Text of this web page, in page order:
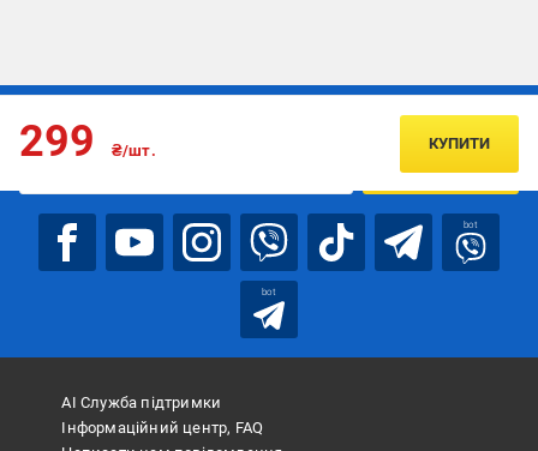
299 ₴/шт. КУПИТИ
Підписуйтесь, щоб дізнаватись першим про акції та пропозиції
ПІДПИСАТИСЯ
bot
bot
АІ Служба підтримки
Інформаційний центр, FAQ